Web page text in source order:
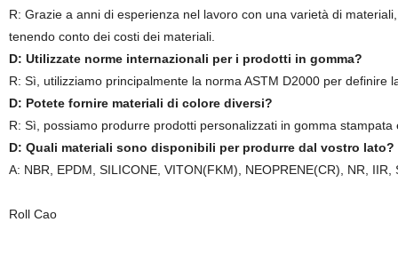
R: Grazie a anni di esperienza nel lavoro con una varietà di
tenendo conto dei costi dei materiali.
D: Utilizzate norme internazionali per i prodotti in gomma?
R: Sì, utilizziamo principalmente la norma ASTM D2000 per
D: Potete fornire materiali di colore diversi?
R: Sì, possiamo produrre prodotti personalizzati in gomma
D: Quali materiali sono disponibili per produrre dal vostro lato?
A: NBR, EPDM, SILICONE, VITON(FKM), NEOPRENE(CR), NR,
Roll Cao